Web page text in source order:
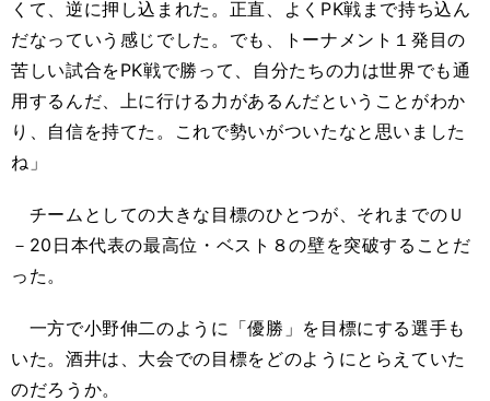
くて、逆に押し込まれた。正直、よくPK戦まで持ち込ん
だなっていう感じでした。でも、トーナメント１発目の
苦しい試合をPK戦で勝って、自分たちの力は世界でも通
用するんだ、上に行ける力があるんだということがわか
り、自信を持てた。これで勢いがついたなと思いました
ね」
チームとしての大きな目標のひとつが、それまでのＵ
－20日本代表の最高位・ベスト８の壁を突破することだ
った。
一方で小野伸二のように「優勝」を目標にする選手も
いた。酒井は、大会での目標をどのようにとらえていた
のだろうか。